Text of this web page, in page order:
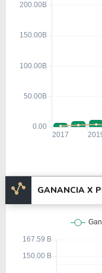
GANANCIA X